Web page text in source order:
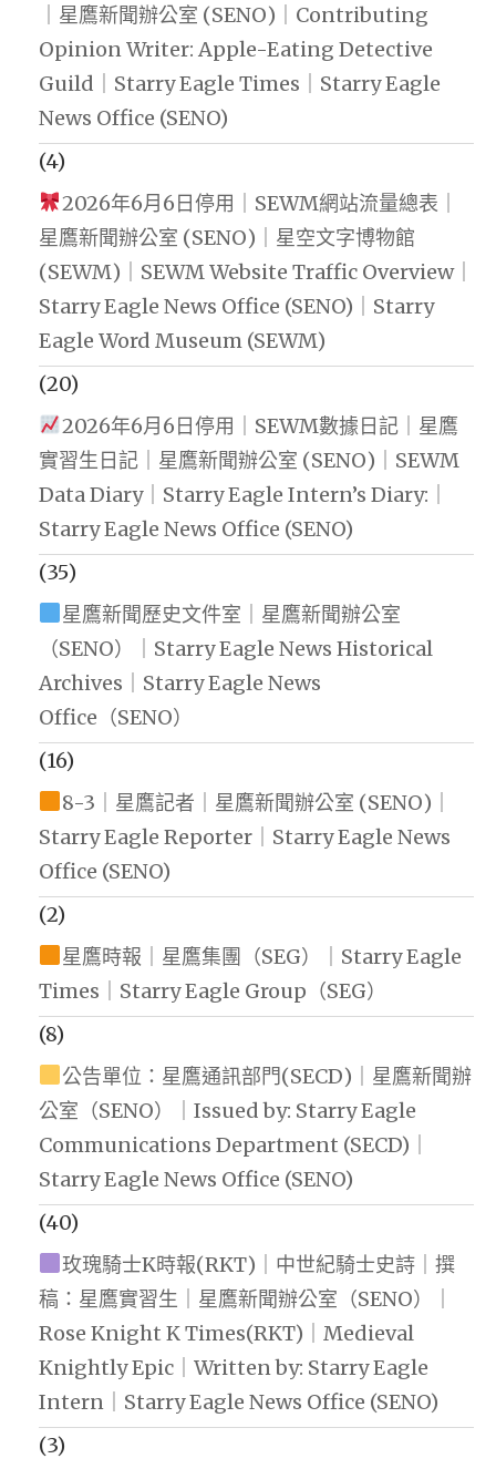
｜星鷹新聞辦公室 (SENO)｜Contributing
Opinion Writer: Apple-Eating Detective
Guild｜Starry Eagle Times｜Starry Eagle
News Office (SENO)
(4)
2026年6月6日停用｜SEWM網站流量總表｜
星鷹新聞辦公室 (SENO)｜星空文字博物館
(SEWM)｜SEWM Website Traffic Overview｜
Starry Eagle News Office (SENO)｜Starry
Eagle Word Museum (SEWM)
(20)
2026年6月6日停用｜SEWM數據日記｜星鷹
實習生日記｜星鷹新聞辦公室 (SENO)｜SEWM
Data Diary｜Starry Eagle Intern’s Diary:｜
Starry Eagle News Office (SENO)
(35)
星鷹新聞歷史文件室｜星鷹新聞辦公室
（SENO）｜Starry Eagle News Historical
Archives｜Starry Eagle News
Office（SENO）
(16)
8-3｜星鷹記者｜星鷹新聞辦公室 (SENO)｜
Starry Eagle Reporter｜Starry Eagle News
Office (SENO)
(2)
星鷹時報｜星鷹集團（SEG）｜Starry Eagle
Times｜Starry Eagle Group（SEG）
(8)
公告單位：星鷹通訊部門(SECD)｜星鷹新聞辦
公室（SENO）｜Issued by: Starry Eagle
Communications Department (SECD)｜
Starry Eagle News Office (SENO)
(40)
玫瑰騎士K時報(RKT)｜中世紀騎士史詩｜撰
稿：星鷹實習生｜星鷹新聞辦公室（SENO）｜
Rose Knight K Times(RKT)｜Medieval
Knightly Epic｜Written by: Starry Eagle
Intern｜Starry Eagle News Office (SENO)
(3)